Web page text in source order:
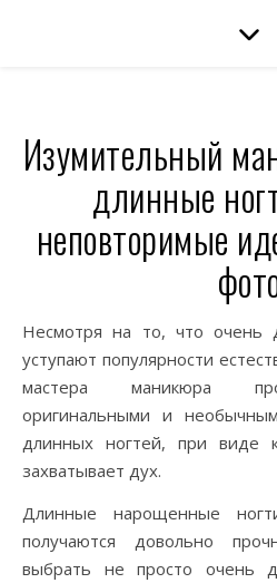
Изумительный
длинные
неповторимые
Несмотря на то, что очень длинные ногти сегодня
уступают популярности
мастера маникюра
оригинальными и
длинных ногтей, при виде
захватывает дух.
Длинные нарощенные
получаются довольно
выбрать не просто очень